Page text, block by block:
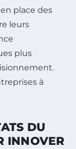
place des
leurs
plus
à
DU
INNOVER